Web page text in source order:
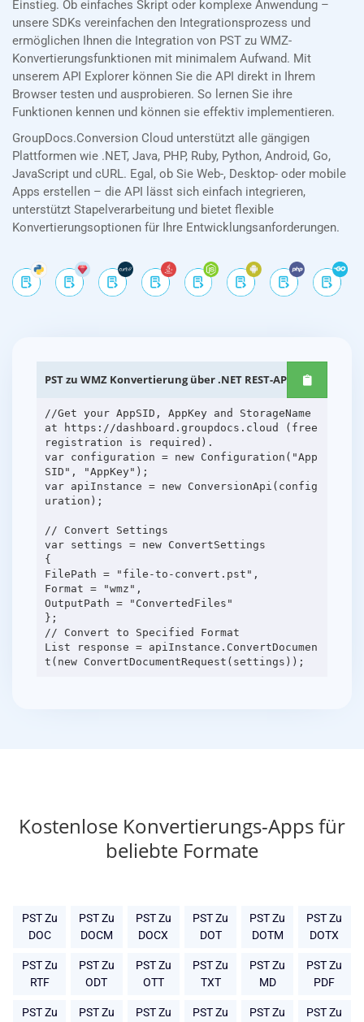
Einstieg. Ob einfaches Skript oder komplexe Anwendung –
unsere SDKs vereinfachen den Integrationsprozess und
ermöglichen Ihnen die Integration von PST zu WMZ-
Konvertierungsfunktionen mit minimalem Aufwand. Mit
unserem API Explorer können Sie die API direkt in Ihrem
Browser testen und ausprobieren. So lernen Sie ihre
Funktionen kennen und können sie effektiv implementieren.
GroupDocs.Conversion Cloud unterstützt alle gängigen
Plattformen wie .NET, Java, PHP, Ruby, Python, Android, Go,
JavaScript und cURL. Egal, ob Sie Web-, Desktop- oder mobile
Apps erstellen – die API lässt sich einfach integrieren,
unterstützt Stapelverarbeitung und bietet flexible
Konvertierungsoptionen für Ihre Entwicklungsanforderungen.
PST zu WMZ Konvertierung über .NET REST-APIs
//Get your AppSID, AppKey and StorageName
at https://dashboard.groupdocs.cloud (free
registration is required).
var configuration = new Configuration("App
SID", "AppKey");
var apiInstance = new ConversionApi(config
uration);
// Convert Settings
var settings = new ConvertSettings
{
FilePath = "file-to-convert.pst",
Format = "wmz",
OutputPath = "ConvertedFiles"
};
// Convert to Specified Format
List response = apiInstance.ConvertDocumen
Kostenlose Konvertierungs-Apps für
beliebte Formate
PST Zu
DOC
PST Zu
DOCM
PST Zu
DOCX
PST Zu
DOT
PST Zu
DOTM
PST Zu
DOTX
PST Zu
RTF
PST Zu
ODT
PST Zu
OTT
PST Zu
TXT
PST Zu
MD
PST Zu
PDF
PST Zu
PST Zu
PST Zu
PST Zu
PST Zu
PST Zu